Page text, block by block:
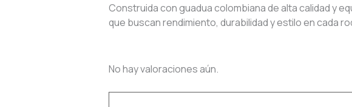
Construida con guadua colombiana de alta calidad y
que buscan rendimiento, durabilidad y estilo en cada
No hay valoraciones aún.